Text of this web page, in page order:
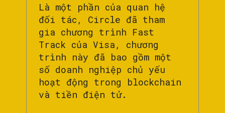
Là một phần của quan hệ
đối tác, Circle đã tham
gia chương trình Fast
Track của Visa, chương
trình này đã bao gồm một
số doanh nghiệp chủ yếu
hoạt động trong blockchain
và tiền điện tử.